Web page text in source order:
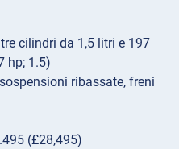
cilindri da 1,5 litri e 197
hp; 1.5)
ribassate, freni
(£28,495)